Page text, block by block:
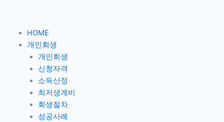
HOME
개인회생
개인회생
신청자격
소득산정
최저생계비
회생절차
성공사례